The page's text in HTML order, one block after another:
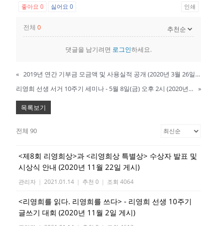
좋아요0 싫어요0 인쇄
전체0
댓글을 남기려면 로그인하세요.
«
2019년 연간 기부금 모금액 및 사용실적 공개 (2020년 3월 26일 게시)
리영희 선생 서거 10주기 세미나 - 5월 8일(금) 오후 2시 (2020년 4월 28일)
»
목록보기
전체 90
<제8회 리영희상>과 <리영희상 특별상> 수상자 발표 및
시상식 안내 (2020년 11월 22일 게시)
관리자 | 2021.01.14 | 추천 0 | 조회 4064
<리영희를 읽다. 리영희를 쓰다> - 리영희 선생 10주기
글쓰기 대회 (2020년 11월 2일 게시)